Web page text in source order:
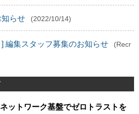
らせ (2022/10/14)
編集スタッフ募集のお知らせ
(Recr
ットワーク基盤でゼロトラストを